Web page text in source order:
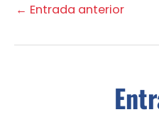
← Entrada anterior